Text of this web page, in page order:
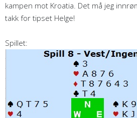
kampen mot Kroatia. Det må jeg
takk for tipset Helge!
Spillet: